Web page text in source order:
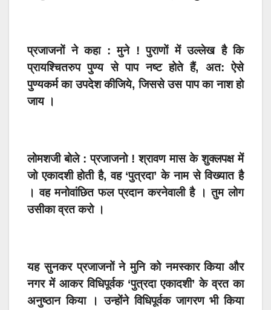
प्रजाजनों ने कहा : मुने ! पुराणों में उल्लेख है कि
प्रायश्चितरुप पुण्य से पाप नष्ट होते हैं, अत: ऐसे
पुण्यकर्म का उपदेश कीजिये, जिससे उस पाप का नाश हो
जाय ।
लोमशजी बोले : प्रजाजनो ! श्रावण मास के शुक्लपक्ष में
जो एकादशी होती है, वह ‘पुत्रदा’ के नाम से विख्यात है
। वह मनोवांछित फल प्रदान करनेवाली है । तुम लोग
उसीका व्रत करो ।
यह सुनकर प्रजाजनों ने मुनि को नमस्कार किया और
नगर में आकर विधिपूर्वक ‘पुत्रदा एकादशी’ के व्रत का
अनुष्ठान किया । उन्होंने विधिपूर्वक जागरण भी किया